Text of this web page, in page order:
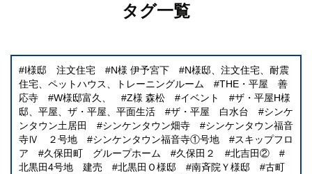
タグ一覧
I様邸 注文住宅 N様 伊予宮下
N様邸、注文住宅、耐震
住宅、ペットハウス、トレーニングルーム
THE・平屋 善
応寺
W様邸富久、 Z様 森松 イベント
ザ・平屋H様
邸、平屋、ザ・平屋、平面生活
ザ・平屋 白水台
シンケ
ンタウン土居田
シンケンタウン畑寺
シンケンタウン福音
寺Ⅳ ２号地
シンケンタウン福音寺①号地
スキップフロ
ア
久保田町 グループホーム 久保田２
北吉田②
北黒田4号地 建売
北黒田Ｏ様邸 南斉院Ｙ様邸
古町